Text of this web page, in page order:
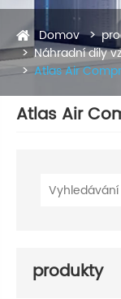
Domov
Náhradní díly
Atlas Air
Atlas Air
produkty